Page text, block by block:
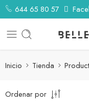
644 65 80 57
Inicio Tienda
Ordenar por